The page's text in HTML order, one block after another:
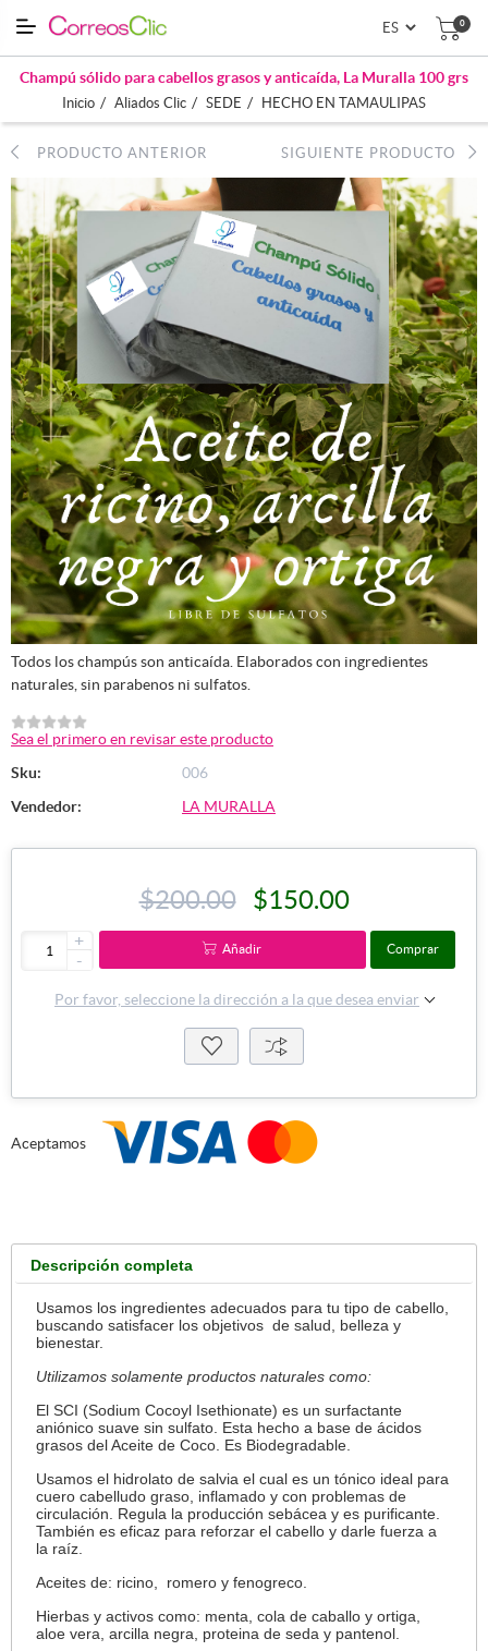
0
Champú sólido para cabellos grasos y anticaída, La Muralla 100 grs
Inicio / Aliados Clic / SEDE / HECHO EN TAMAULIPAS
PRODUCTO ANTERIOR SIGUIENTE PRODUCTO
Todos los champús son anticaída. Elaborados con ingredientes
naturales, sin parabenos ni sulfatos.
Sea el primero en revisar este producto
Sku:
006
Vendedor:
LA MURALLA
$200.00 $150.00
+
-
Añadir Comprar
Por favor, seleccione la dirección a la que desea enviar
Aceptamos
Descripción completa
Usamos los ingredientes adecuados para tu tipo de cabello,
buscando satisfacer los objetivos de salud, belleza y
bienestar.
Utilizamos solamente productos naturales como:
El SCI (Sodium Cocoyl Isethionate) es un surfactante
aniónico suave sin sulfato. Esta hecho a base de ácidos
grasos del Aceite de Coco. Es Biodegradable.
Usamos el hidrolato de salvia el cual es un tónico ideal para
cuero cabelludo graso, inflamado y con problemas de
circulación. Regula la producción sebácea y es purificante.
También es eficaz para reforzar el cabello y darle fuerza a
la raíz.
Aceites de: ricino, romero y fenogreco.
Hierbas y activos como: menta, cola de caballo y ortiga,
aloe vera, arcilla negra, proteina de seda y pantenol.